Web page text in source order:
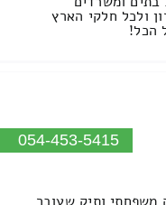
ולכל חלקי הארץ
הכל!
054-453-5415